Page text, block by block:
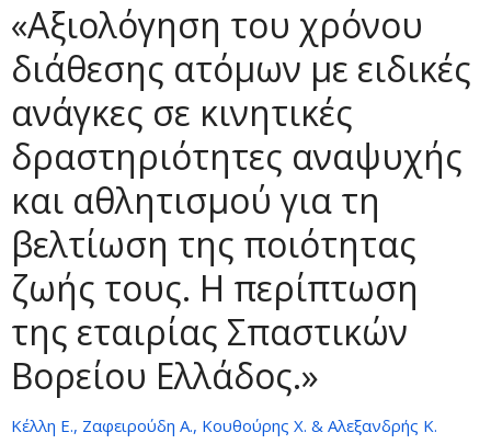
«Αξιολόγηση του χρόνου
διάθεσης ατόμων με ειδικές
ανάγκες σε κινητικές
δραστηριότητες αναψυχής
και αθλητισμού για τη
βελτίωση της ποιότητας
ζωής τους. Η περίπτωση
της εταιρίας Σπαστικών
Βορείου Ελλάδος.»
Κέλλη Ε., Ζαφειρούδη Α., Κουθούρης Χ. & Αλεξανδρής Κ.